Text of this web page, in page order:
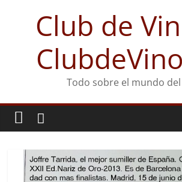
Club de
Todo sobre el mundo